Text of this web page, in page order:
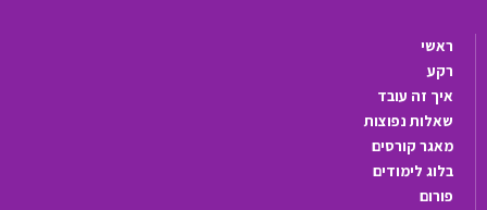
ראשי
רקע
איך זה עובד
שאלות נפוצות
מאגר קורסים
בלוג לימודים
פורום